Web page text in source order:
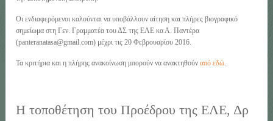
Οι ενδιαφερόμενοι καλούνται να υποβάλλουν αίτηση και πλήρες βιογραφικό
σημείωμα στη Γεν. Γραμματέα του ΔΣ της ΕΛΕ κα Α. Παντέρα
(panteranatasa@gmail.com) μέχρι τις 20 Φεβρουαρίου 2016.
Τα κριτήρια και η πλήρης ανακοίνωση μπορούν να ανακτηθούναπό εδώ.
Η τοποθέτηση του Προέδρου της ΕΛΕ, Δρ